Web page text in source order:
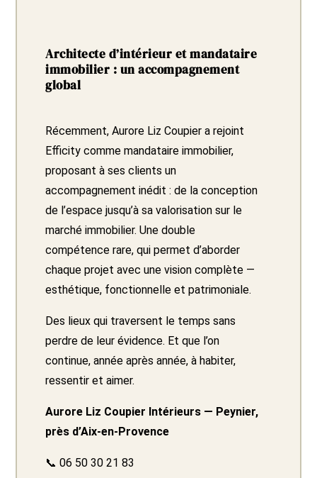
Architecte d’intérieur et mandataire
immobilier : un accompagnement
global
Récemment, Aurore Liz Coupier a rejoint
Efficity comme mandataire immobilier,
proposant à ses clients un
accompagnement inédit : de la conception
de l’espace jusqu’à sa valorisation sur le
marché immobilier. Une double
compétence rare, qui permet d’aborder
chaque projet avec une vision complète —
esthétique, fonctionnelle et patrimoniale.
Des lieux qui traversent le temps sans
perdre de leur évidence. Et que l’on
continue, année après année, à habiter,
ressentir et aimer.
Aurore Liz Coupier Intérieurs — Peynier,
près d’Aix-en-Provence
📞06 50 30 21 83